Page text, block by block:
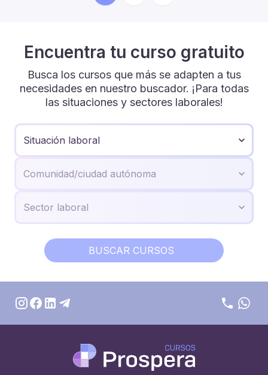
Encuentra tu curso gratuito
Busca los cursos que más se adapten a tus
necesidades en nuestro buscador. ¡Para todas
las situaciones y sectores laborales!
BUSCAR CURSOS